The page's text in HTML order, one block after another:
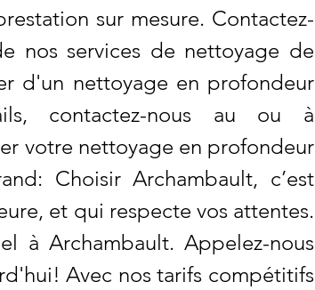
sur mesure. Contactez-
nos services de nettoyage de
d'un nettoyage en profondeur
contactez-nous au ou à
votre nettoyage en profondeur
Choisir Archambault, c’est
et qui respecte vos attentes.
à Archambault. Appelez-nous
Avec nos tarifs compétitifs